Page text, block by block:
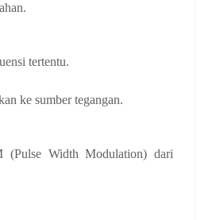
tertentu.
ke sumber tegangan.
(Pulse Width Modulation) dari